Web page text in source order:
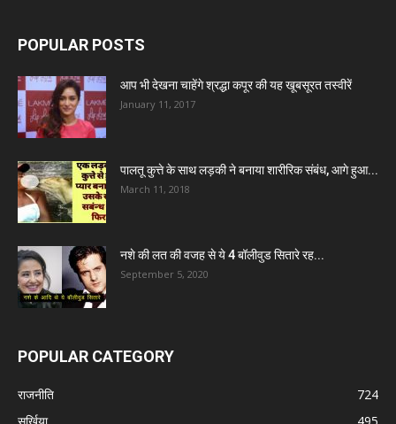
POPULAR POSTS
आप भी देखना चाहेंगे श्रद्धा कपूर की यह खूबसूरत तस्वीरें
January 11, 2017
पालतू कुत्ते के साथ लड़की ने बनाया शारीरिक संबंध, आगे हुआ...
March 11, 2018
नशे की लत की वजह से ये 4 बॉलीवुड सितारे रह...
September 5, 2020
POPULAR CATEGORY
राजनीति
724